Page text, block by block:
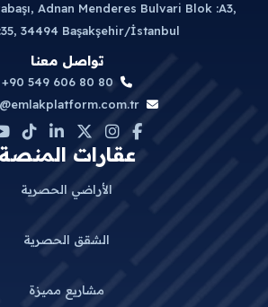
Adnan Menderes Bulvari Blok :A3,
34494 Başakşehir/İstanbul
تواصل معنا
+90 549 606 80 80
عقارات المنصة
الأراضي الحصرية
الشقق الحصرية
مشاريع مميزة